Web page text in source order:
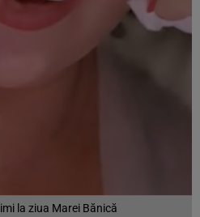
la ziua Marei Bănică